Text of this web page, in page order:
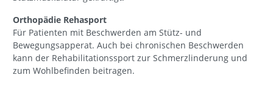
Orthopädie Rehasport
Für Patienten mit Beschwerden am Stütz- und
Bewegungsapperat. Auch bei chronischen Beschwerden
kann der Rehabilitationssport zur Schmerzlinderung und
zum Wohlbefinden beitragen.